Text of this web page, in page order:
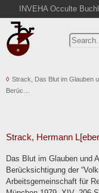
INVEHA Occulte
Home
Advanced Search
Cart
Abbreviations
Contact
Terms
Withdrawal
Strack, Das Blut im Glauben
Berüc…
Strack, Hermann
Das Blut im Glauben und
Berücksichtigung der
Arbeitsgemeinschaft für